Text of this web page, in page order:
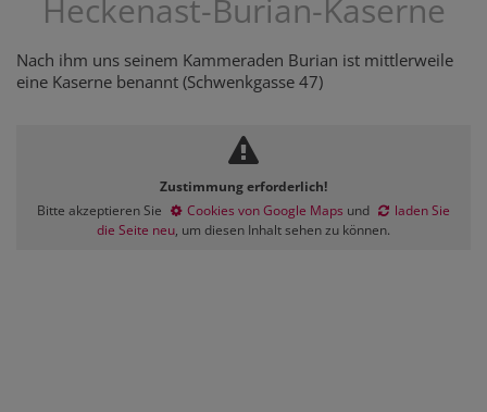
Heckenast-Burian-Kaserne
Nach ihm uns seinem Kammeraden Burian ist mittlerweile
eine Kaserne benannt (Schwenkgasse 47)
Zustimmung erforderlich!
Bitte akzeptieren Sie
Cookies von Google Maps und
laden Sie
die Seite neu, um diesen Inhalt sehen zu können.